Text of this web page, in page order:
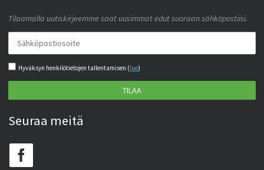
Tilaamalla uutiskirjeemme saat uusimmat edut suoraan sähköpostiisi.
Hyväksyn henkilötietojen tallentamisen (lue)
TILAA
Seuraa meitä